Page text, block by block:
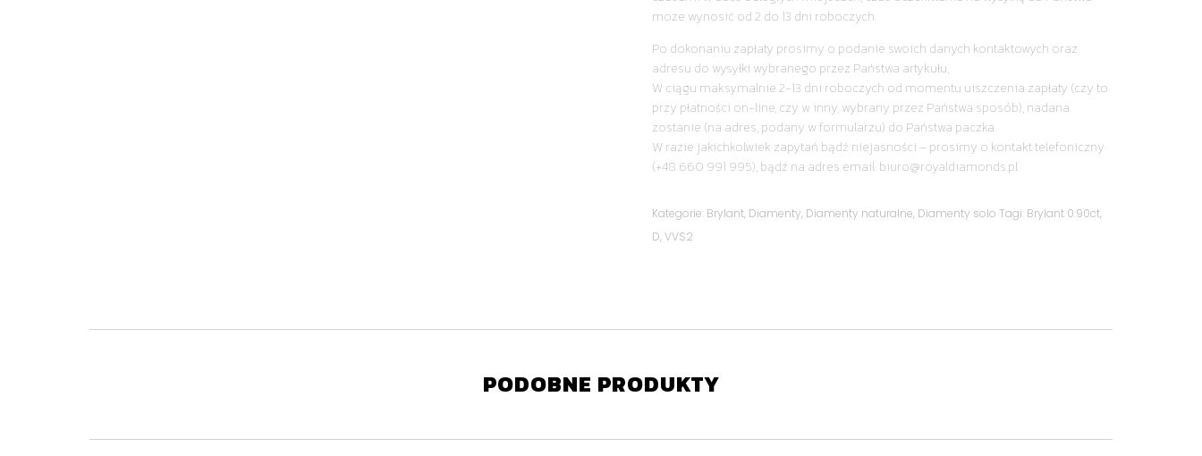
może wynosić od 2 do 13 dni roboczych.
Po dokonaniu zapłaty prosimy o podanie swoich danych kontaktowych oraz
adresu do wysyłki wybranego przez Państwa artykułu,
W ciągu maksymalnie 2-13 dni roboczych od momentu uiszczenia zapłaty (czy to
przy płatności on-line, czy w inny, wybrany przez Państwa sposób), nadana
zostanie (na adres, podany w formularzu) do Państwa paczka.
W razie jakichkolwiek zapytań bądź niejasności – prosimy o kontakt telefoniczny
(+48 660 991 995), bądź na adres email: biuro@royaldiamonds.pl
Kategorie: Brylant, Diamenty, Diamenty naturalne, Diamenty solo Tagi: Brylant 0.90ct,
D,VVS2
PODOBNE PRODUKTY